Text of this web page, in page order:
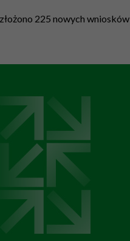
225 nowych wniosków